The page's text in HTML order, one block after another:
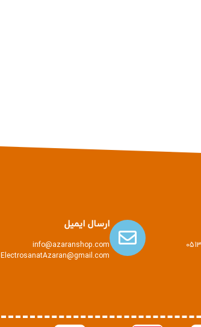
ارسال ایمیل
info@azaranshop.com
ElectrosanatAzaran@gmail.com